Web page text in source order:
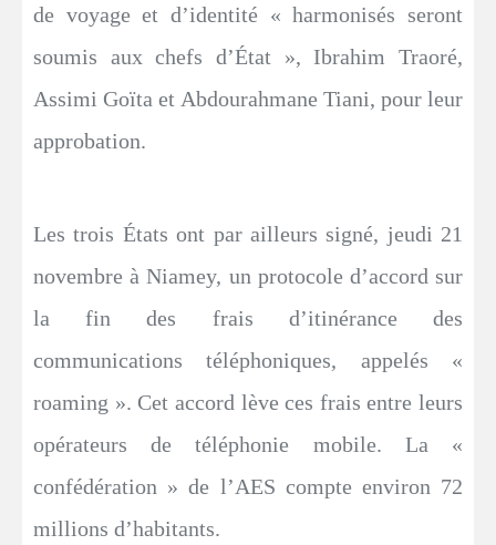
de voyage et d’identité « harmonisés seront
soumis aux chefs d’État », Ibrahim Traoré,
Assimi Goïta et Abdourahmane Tiani, pour leur
approbation.
Les trois États ont par ailleurs signé, jeudi 21
novembre à Niamey, un protocole d’accord sur
la fin des frais d’itinérance des
communications téléphoniques, appelés «
roaming ». Cet accord lève ces frais entre leurs
opérateurs de téléphonie mobile. La «
confédération » de l’AES compte environ 72
millions d’habitants.